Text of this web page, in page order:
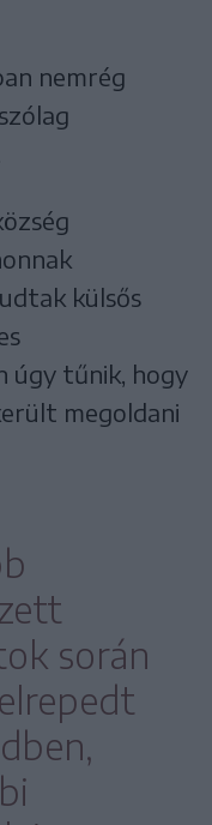
nemrég
külsős
úgy tűnik, hogy
megoldani
során